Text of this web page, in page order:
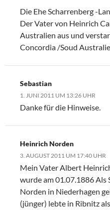
Die Ehe Scharrenberg -
Der Vater von Heinrich
Australien aus und
Concordia /Soud
Sebastian
1. JUNI 2011 UM 13:26 UHR
Danke für die Hinweise.
Heinrich Norden
3. AUGUST 2011 UM 17:40 UHR
Mein Vater Albert
wurde am 01.07.1886 Als
Norden in Niederhagen
(jünger) lebte in Ribnitz